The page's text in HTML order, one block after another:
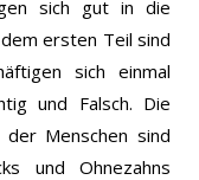
sich gut in die
ersten Teil sind
sich einmal
und Falsch. Die
Menschen sind
und Ohnezahns